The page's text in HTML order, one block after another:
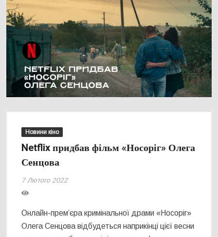
Новини кіно
Netflix придбав фільм «Носоріг» Олега
Сенцова
7 Лютого 2022
Онлайн-прем’єра кримінальної драми «Носоріг»
Олега Сенцова відбудеться наприкінці цієї весни